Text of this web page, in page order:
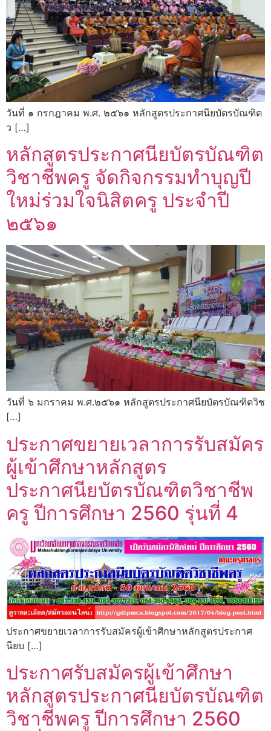
วันที่ ๑ กรกฎาคม พ.ศ. ๒๕๖๑ หลักสูตรประกาศนียบัตรบัณฑิต
ว […]
หลักสูตรประกาศนียบัตรบัณฑิต
วิชาชีพครู จัดกิจกรรมทำบุญปี
ใหม่ร่วมใจนิสิตครู ประจำปี
๒๕๖๑
วันที่ ๖ มกราคม พ.ศ.๒๕๖๑ หลักสูตรประกาศนียบัตรบัณฑิตวิช
[…]
ประกาศขยายเวลาการรับสมัคร
ผู้เข้าศึกษาหลักสูตร
ประกาศนียบัตรบัณฑิตวิชาชีพ
ครู ปีการศึกษา 2560 รุ่นที่ 4
ประกาศขยายเวลาการรับสมัครผู้เข้าศึกษาหลักสูตรประกาศ
นียบ […]
ประกาศรับสมัครผู้เข้าศึกษา
หลักสูตรประกาศนียบัตรบัณฑิต
วิชาชีพครู ปีการศึกษา 2560